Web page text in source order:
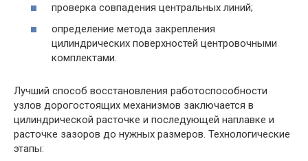
проверка совпадения центральных линий;
определение метода закрепления
цилиндрических поверхностей центровочными
комплектами.
Лучший способ восстановления работоспособности
узлов дорогостоящих механизмов заключается в
цилиндрической расточке и последующей наплавке и
расточке зазоров до нужных размеров. Технологические
этапы: